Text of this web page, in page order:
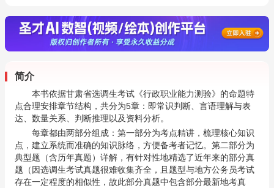
简介
本书依据甘肃省选调生考试《行政职业能力测验》的命题特
点合理安排章节结构，共分为5章：即常识判断、言语理解与表
达、数量关系、判断推理以及资料分析。
每章都由两部分组成：第一部分为考点精讲，梳理核心知识
点，建立系统而准确的知识脉络，方便备考者记忆。第二部分为
典型题（含历年真题）详解，有针对性地精选了近年来的部分真
题（因选调生考试真题很难收集齐全，且题型与地方公务员考试
存在一定程度的相似性，故此部分真题中包含部分最新地考真